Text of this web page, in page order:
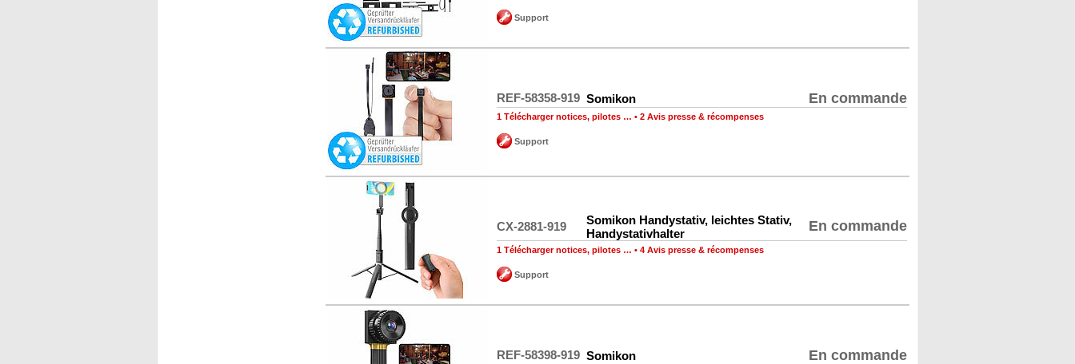
Support
REF-58358-919 Somikon En commande
1 Télécharger notices, pilotes … • 2 Avis presse & récompenses
Support
CX-2881-919
Somikon Handystativ, leichtes Stativ,
Handystativhalter
En commande
1 Télécharger notices, pilotes … • 4 Avis presse & récompenses
Support
REF-58398-919 Somikon En commande